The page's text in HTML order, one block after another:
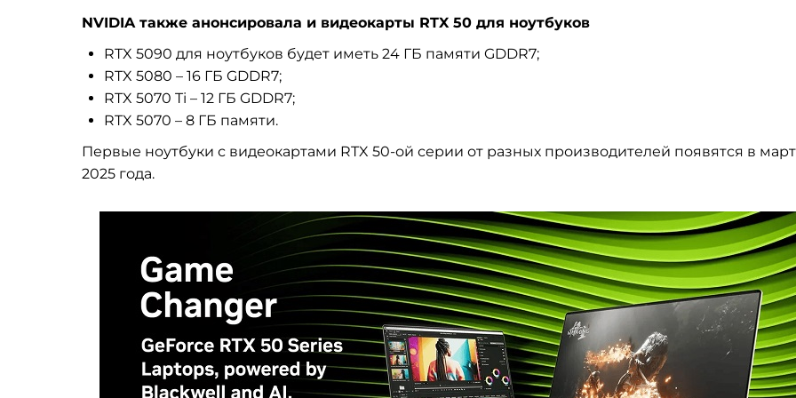
NVIDIA также анонсировала и видеокарты RTX 50 для ноутбуков
RTX 5090 для ноутбуков будет иметь 24 ГБ памяти GDDR7;
RTX 5080 – 16 ГБ GDDR7;
RTX 5070 Ti – 12 ГБ GDDR7;
RTX 5070 – 8 ГБ памяти.
Первые ноутбуки с видеокартами RTX 50-ой серии от разных производителей появятся в
2025 года.